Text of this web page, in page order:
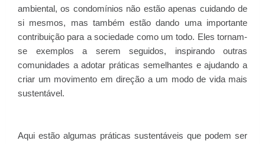
ambiental, os condomínios não estão apenas cuidando de
si mesmos, mas também estão dando uma importante
contribuição para a sociedade como um todo. Eles tornam-
se exemplos a serem seguidos, inspirando outras
comunidades a adotar práticas semelhantes e ajudando a
criar um movimento em direção a um modo de vida mais
sustentável.
Aqui estão algumas práticas sustentáveis que podem ser